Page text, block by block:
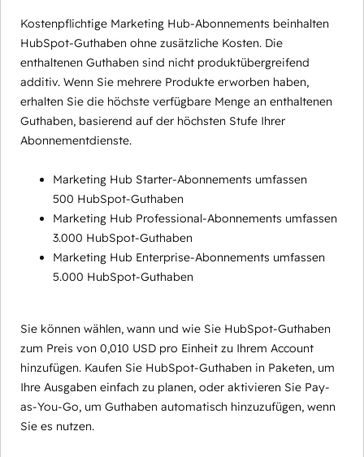
Kostenpflichtige Marketing Hub-Abonnements beinhalten
HubSpot-Guthaben ohne zusätzliche Kosten. Die
enthaltenen Guthaben sind nicht produktübergreifend
additiv. Wenn Sie mehrere Produkte erworben haben,
erhalten Sie die höchste verfügbare Menge an enthaltenen
Guthaben, basierend auf der höchsten Stufe Ihrer
Abonnementdienste.
Marketing Hub Starter-Abonnements umfassen
500 HubSpot-Guthaben
Marketing Hub Professional-Abonnements umfassen
3.000 HubSpot-Guthaben
Marketing Hub Enterprise-Abonnements umfassen
5.000 HubSpot-Guthaben
Sie können wählen, wann und wie Sie HubSpot-Guthaben
zum Preis von 0,010 USD pro Einheit zu Ihrem Account
hinzufügen. Kaufen Sie HubSpot-Guthaben in Paketen, um
Ihre Ausgaben einfach zu planen, oder aktivieren Sie Pay-
as-You-Go, um Guthaben automatisch hinzuzufügen, wenn
Sie es nutzen.